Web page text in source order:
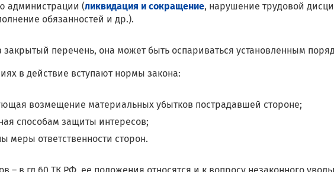
администрации (ликвидация и сокращение, нарушение трудовой
обязанностей и др.).
закрытый перечень, она может быть оспариваться установленным
в действие вступают нормы закона:
возмещение материальных убытков пострадавшей стороне;
способам защиты интересов;
меры ответственности сторон.